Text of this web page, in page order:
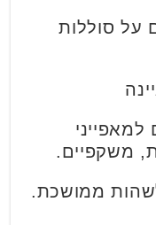
על סוללות
למאפייני
משקפיים.
ממושכת.